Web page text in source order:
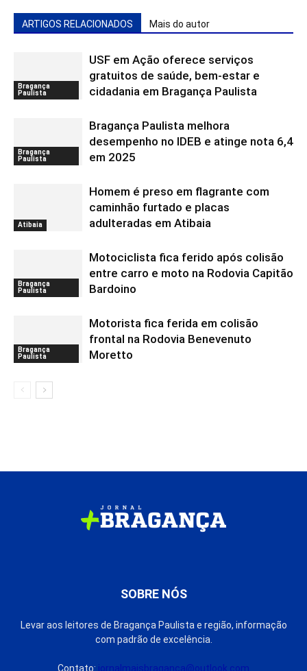
ARTIGOS RELACIONADOS Mais do autor
Bragança
Paulista
USF em Ação oferece serviços
gratuitos de saúde, bem-estar e
cidadania em Bragança Paulista
Bragança
Paulista
Bragança Paulista melhora
desempenho no IDEB e atinge nota 6,4
em 2025
Atibaia
Homem é preso em flagrante com
caminhão furtado e placas
adulteradas em Atibaia
Bragança
Paulista
Motociclista fica ferido após colisão
entre carro e moto na Rodovia Capitão
Bardoino
Bragança
Paulista
Motorista fica ferida em colisão
frontal na Rodovia Benevenuto
Moretto
SOBRE NÓS
Levar aos leitores de Bragança Paulista e região, informação
com padrão de excelência.
Contato: jornalmaisbraganca@outlook.com